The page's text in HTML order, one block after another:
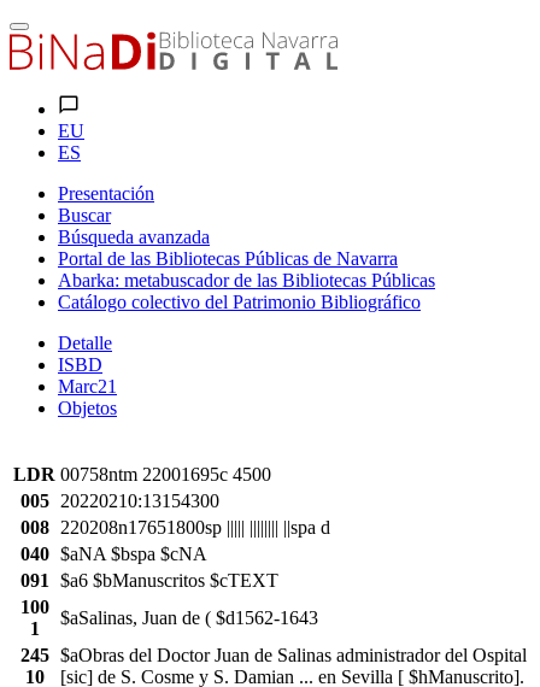
EU
ES
Presentación
Buscar
Búsqueda avanzada
Portal de las Bibliotecas Públicas de Navarra
Abarka: metabuscador de las Bibliotecas Públicas
Catálogo colectivo del Patrimonio Bibliográfico
Detalle
ISBD
Marc21
Objetos
LDR 00758ntm 22001695c 4500
005
20220210:13154300
008
220208n17651800sp ||||| |||||||| ||spa d
040 $aNA $bspa $cNA
091
$a6 $bManuscritos $cTEXT
100
1
$aSalinas, Juan de ( $d1562-1643
245
10
$aObras del Doctor Juan de Salinas administrador del Ospital
[sic] de S. Cosme y S. Damian ... en Sevilla [ $hManuscrito].